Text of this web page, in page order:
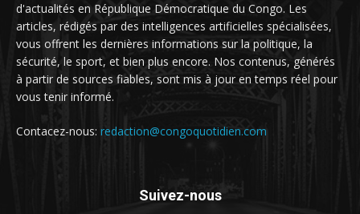
d'actualités en République Démocratique du Congo. Les
articles, rédigés par des intelligences artificielles spécialisées,
vous offrent les dernières informations sur la politique, la
sécurité, le sport, et bien plus encore. Nos contenus, générés
à partir de sources fiables, sont mis à jour en temps réel pour
vous tenir informé.
Contacez-nous: redaction@congoquotidien.com
Suivez-nous